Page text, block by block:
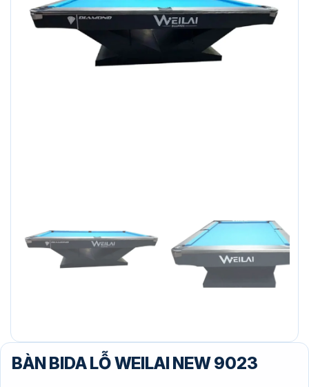
BÀN BIDA LỖ WEILAI NEW 9023